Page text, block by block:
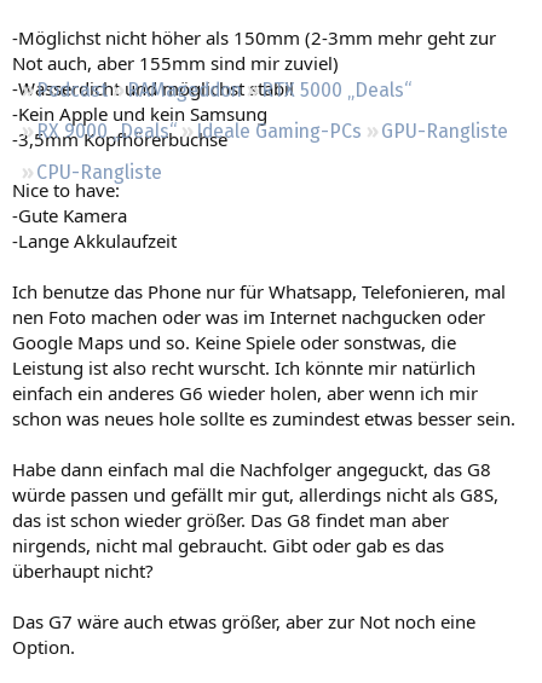
Podcast RAMageddon
RTX 5000 „Deals“
RX 9000 „Deals“
Ideale Gaming-PCs
GPU-Rangliste
CPU-Rangliste
-Möglichst nicht höher als 150mm (2-3mm mehr geht zur
Not auch, aber 155mm sind mir zuviel)
-Wasserdicht und möglichst stabil
-Kein Apple und kein Samsung
-3,5mm Kopfhörerbuchse
Nice to have:
-Gute Kamera
-Lange Akkulaufzeit
Ich benutze das Phone nur für Whatsapp, Telefonieren, mal
nen Foto machen oder was im Internet nachgucken oder
Google Maps und so. Keine Spiele oder sonstwas, die
Leistung ist also recht wurscht. Ich könnte mir natürlich
einfach ein anderes G6 wieder holen, aber wenn ich mir
schon was neues hole sollte es zumindest etwas besser sein.
Habe dann einfach mal die Nachfolger angeguckt, das G8
würde passen und gefällt mir gut, allerdings nicht als G8S,
das ist schon wieder größer. Das G8 findet man aber
nirgends, nicht mal gebraucht. Gibt oder gab es das
überhaupt nicht?
Das G7 wäre auch etwas größer, aber zur Not noch eine
Option.